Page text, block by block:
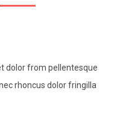
dolor from pellentesque
rhoncus dolor fringilla